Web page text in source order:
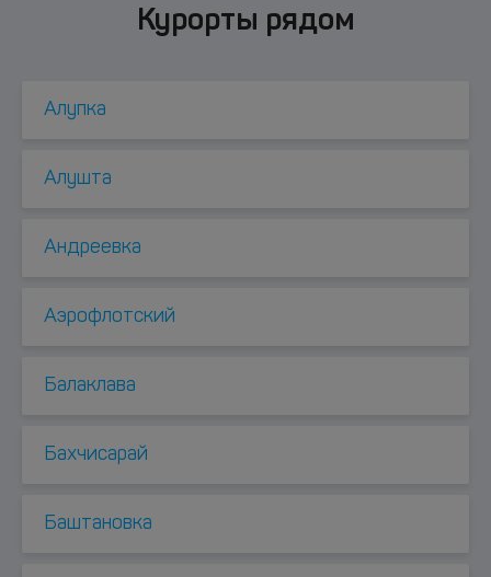
Курорты рядом
Алупка
Алушта
Андреевка
Аэрофлотский
Балаклава
Бахчисарай
Баштановка